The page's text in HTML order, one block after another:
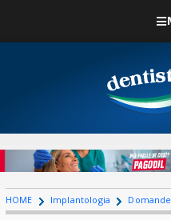
HOME Implantologia